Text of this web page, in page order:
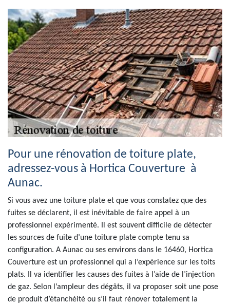
Pour une rénovation de toiture plate,
adressez-vous à Hortica Couverture à
Aunac.
Si vous avez une toiture plate et que vous constatez que des
fuites se déclarent, il est inévitable de faire appel à un
professionnel expérimenté. Il est souvent difficile de détecter
les sources de fuite d’une toiture plate compte tenu sa
configuration. A Aunac ou ses environs dans le 16460, Hortica
Couverture est un professionnel qui a l’expérience sur les toits
plats. Il va identifier les causes des fuites à l’aide de l’injection
de gaz. Selon l’ampleur des dégâts, il va proposer soit une pose
de produit d’étanchéité ou s’il faut rénover totalement la